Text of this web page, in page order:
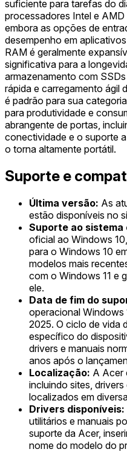
suficiente para tarefas do
processadores Intel e
embora as opções de
desempenho em
RAM é geralmente
significativa para a
armazenamento com
rápida e carregamento ágil
é padrão para sua
para produtividade e
abrangente de portas,
conectividade e o suporte
o torna altamente portátil.
Suporte e
Última versão: As
estão disponíveis no
Suporte ao sistema
oficial ao Windows
para o Windows 10
modelos mais
com o Windows 11 e
ele.
Data de fim do
operacional Windows
2025. O ciclo de vida
específico do
drivers e manuais
anos após o
Localização: A Acer
incluindo sites,
localizados em
Drivers disponíveis:
utilitários e manuais
suporte da Acer,
nome do modelo do